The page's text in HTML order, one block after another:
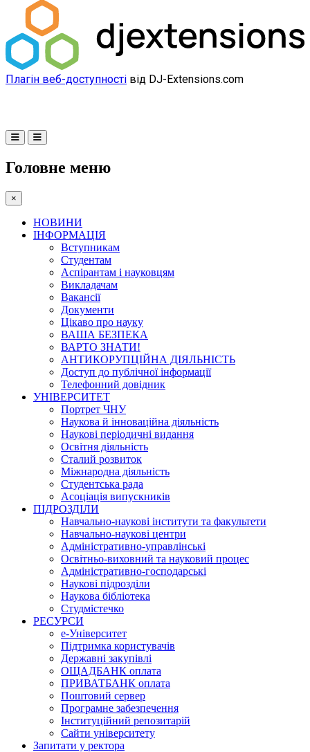
Плагін веб-доступності від DJ-Extensions.com
Головне меню
×
НОВИНИ
ІНФОРМАЦІЯ
Вступникам
Студентам
Аспірантам і науковцям
Викладачам
Вакансії
Документи
Цікаво про науку
ВАША БЕЗПЕКА
ВАРТО ЗНАТИ!
АНТИКОРУПЦІЙНА ДІЯЛЬНІСТЬ
Доступ до публічної інформації
Телефонний довідник
УНІВЕРСИТЕТ
Портрет ЧНУ
Наукова й інноваційна діяльність
Наукові періодичні видання
Освітня діяльність
Сталий розвиток
Міжнародна діяльність
Студентська рада
Асоціація випускників
ПІДРОЗДІЛИ
Навчально-наукові інститути та факультети
Навчально-наукові центри
Адміністративно-управлінські
Освітньо-виховний та науковий процес
Адміністративно-господарські
Наукові підрозділи
Наукова бібліотека
Студмістечко
РЕСУРСИ
е-Університет
Підтримка користувачів
Державні закупівлі
ОЩАДБАНК оплата
ПРИВАТБАНК оплата
Поштовий сервер
Програмне забезпечення
Інституційний репозитарій
Сайти університету
Запитати у ректора